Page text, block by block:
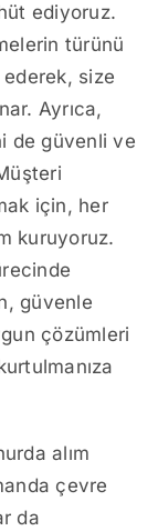
ediyoruz.
türünü
size
Ayrıca,
de güvenli ve
için, her
kuruyoruz.
güvenle
çözümleri
alım
çevre
da